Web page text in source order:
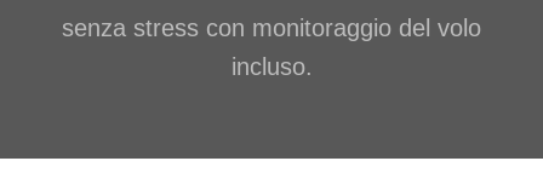
senza stress con monitoraggio del volo
incluso.